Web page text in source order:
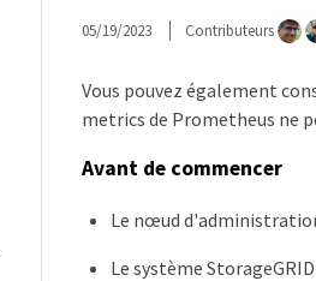
05/19/2023 Contributeurs
Vous pouvez également
metrics de Prometheus ne
Avant de commencer
Le nœud
Le système